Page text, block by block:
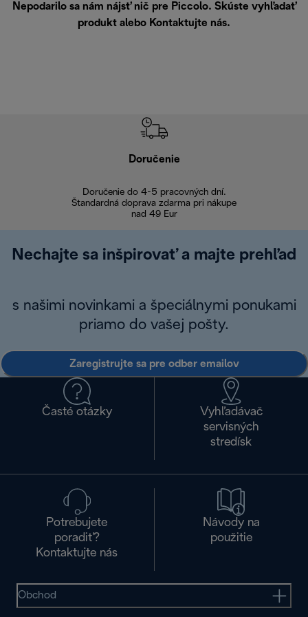
Nepodarilo sa nám nájsť nič pre Piccolo. Skúste vyhľadať
produkt alebo Kontaktujte nás.
Doručenie
Doručenie do 4-5 pracovných dní.
Štandardná doprava zdarma pri nákupe
nad 49 Eur
Nechajte sa inšpirovať a majte prehľad
s našimi novinkami a špeciálnymi ponukami
priamo do vašej pošty.
Zaregistrujte sa pre odber emailov
Časté otázky
Vyhľadávač
servisných
stredísk
Potrebujete
poradiť?
Kontaktujte nás
Návody na
použitie
Obchod